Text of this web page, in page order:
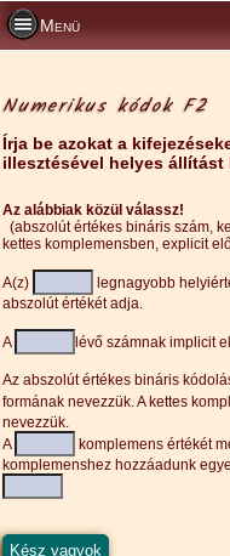
Menü
Numerikus kódok F2
Írja be azokat a
illesztésével helyes állítást
Az alábbiak közül válassz!
(abszolút értékes bináris szám,
kettes komplemensben, explicit
A(z)
legnagyobb
abszolút értékét adja.
A lévő számnak implicit
Az abszolút értékes bináris
formának nevezzük. A kettes
nevezzük.
A
komplemens értékét
komplemenshez hozzáadunk